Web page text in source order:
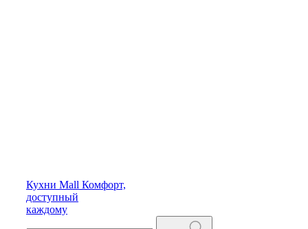
Кухни Mall Комфорт,
доступный
каждому